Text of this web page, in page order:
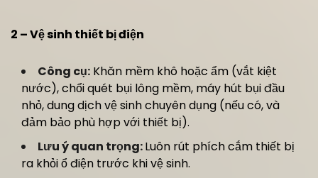
2 – Vệ sinh thiết bị điện
Công cụ: Khăn mềm khô hoặc ẩm (vắt kiệt
nước), chổi quét bụi lông mềm, máy hút bụi đầu
nhỏ, dung dịch vệ sinh chuyên dụng (nếu có, và
đảm bảo phù hợp với thiết bị).
Lưu ý quan trọng:Luôn rút phích cắm thiết bị
ra khỏi ổ điện trước khi vệ sinh.